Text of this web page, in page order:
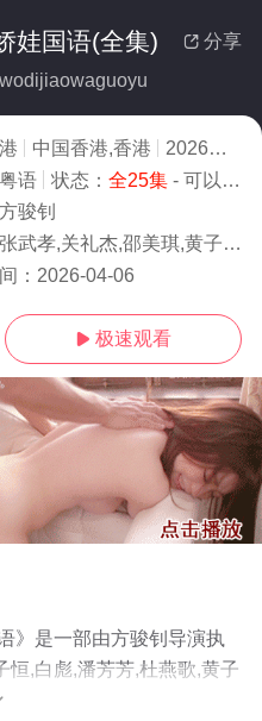
 分享
娃国语(全集)
中国香港,香港 2026
4.0
粤语 状态： 全25集- 可以高清免费在线观看
方骏钊
张武孝,关礼杰,邵美琪,黄子恒,白彪,潘芳芳,杜燕歌,黄子雄,韦家雄,张曦雯,彭怀安,叶凯茵,李家鼎,苏恩磁,潘志
： 2026-04-06
 极速观看
》是一部由方骏钊导演执
恒,白彪,潘芳芳,杜燕歌,黄子
,李家鼎,苏恩磁,潘志文,陈